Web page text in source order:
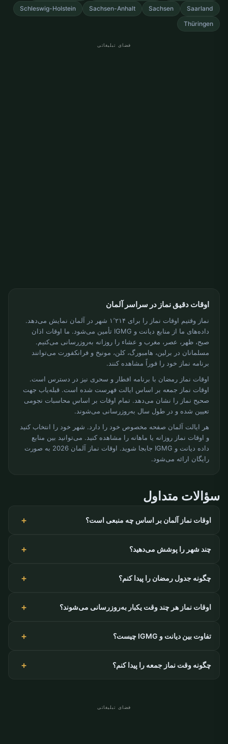
Saarland
Sachsen
Sachsen-Anhalt
Schleswig-Holstein
Thüringen
فضای تبلیغاتی
اوقات دقیق نماز در سراسر آلمان
نماز وقتیم اوقات نماز را برای ۱٬۲۱۴ شهر در آلمان نمایش می‌دهد.
داده‌های ما از منابع دیانت و IGMG تأمین می‌شود. ما اوقات اذان
صبح، ظهر، عصر، مغرب و عشاء را روزانه به‌روزرسانی می‌کنیم.
مسلمانان در برلین، هامبورگ، کلن، مونیخ و فرانکفورت می‌توانند
برنامه نماز خود را فوراً مشاهده کنند.
اوقات نماز رمضان با برنامه افطار و سحری نیز در دسترس است.
اوقات نماز جمعه بر اساس ایالت فهرست شده است. قبله‌یاب جهت
صحیح نماز را نشان می‌دهد. تمام اوقات بر اساس محاسبات نجومی
تعیین شده و در طول سال به‌روزرسانی می‌شوند.
هر ایالت آلمان صفحه مخصوص خود را دارد. شهر خود را انتخاب کنید
و اوقات نماز روزانه یا ماهانه را مشاهده کنید. می‌توانید بین منابع
داده دیانت و IGMG جابجا شوید. اوقات نماز آلمان 2026 به صورت
رایگان ارائه می‌شود.
سؤالات متداول
اوقات نماز آلمان بر اساس چه منبعی است؟
چند شهر را پوشش می‌دهید؟
چگونه جدول رمضان را پیدا کنم؟
اوقات نماز هر چند وقت یکبار به‌روزرسانی می‌شوند؟
تفاوت بین دیانت و IGMG چیست؟
چگونه وقت نماز جمعه را پیدا کنم؟
فضای تبلیغاتی